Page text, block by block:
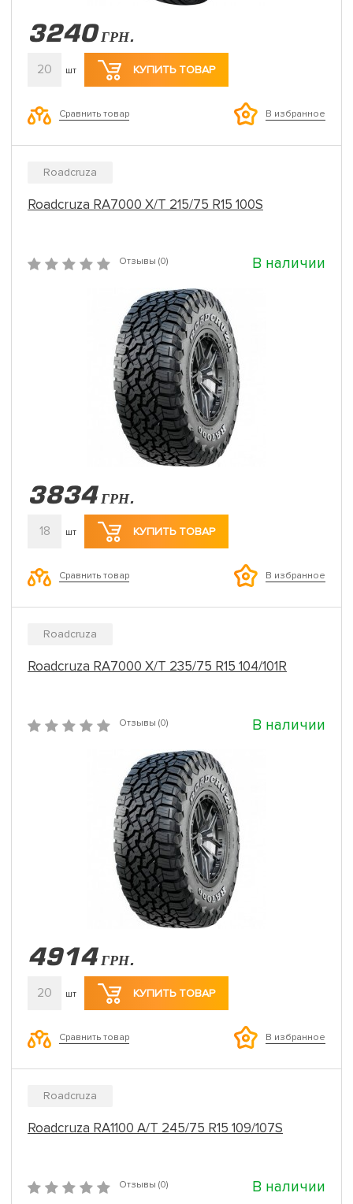
3240 ГРН.
20 шт КУПИТЬ ТОВАР
Сравнить товар В избранное
Roadcruza
Roadcruza RA7000 X/T 215/75 R15 100S
Отзывы (0) В наличии
3834 ГРН.
18 шт КУПИТЬ ТОВАР
Сравнить товар В избранное
Roadcruza
Roadcruza RA7000 X/T 235/75 R15 104/101R
Отзывы (0) В наличии
4914 ГРН.
20 шт КУПИТЬ ТОВАР
Сравнить товар В избранное
Roadcruza
Roadcruza RA1100 A/T 245/75 R15 109/107S
Отзывы (0) В наличии